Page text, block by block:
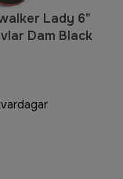
Lady 6"
Dam Black